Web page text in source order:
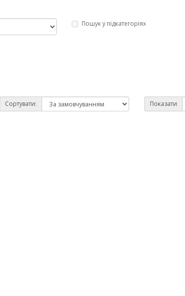
Пошук у підкатегоріях
Сортувати: Показати